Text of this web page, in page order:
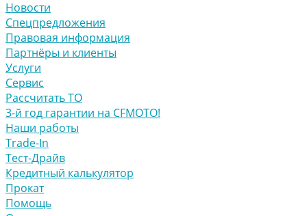
Новости
Спецпредложения
Правовая информация
Партнёры и клиенты
Услуги
Сервис
Рассчитать ТО
3-й год гарантии на CFMOTO!
Наши работы
Trade-In
Тест-Драйв
Кредитный калькулятор
Прокат
Помощь